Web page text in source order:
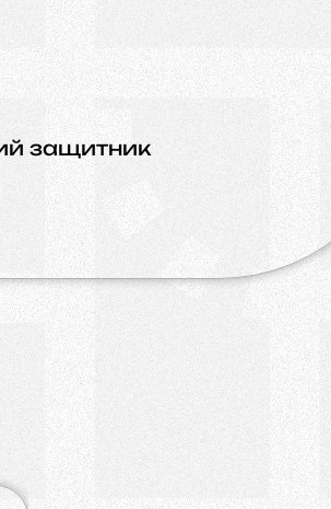
защитник